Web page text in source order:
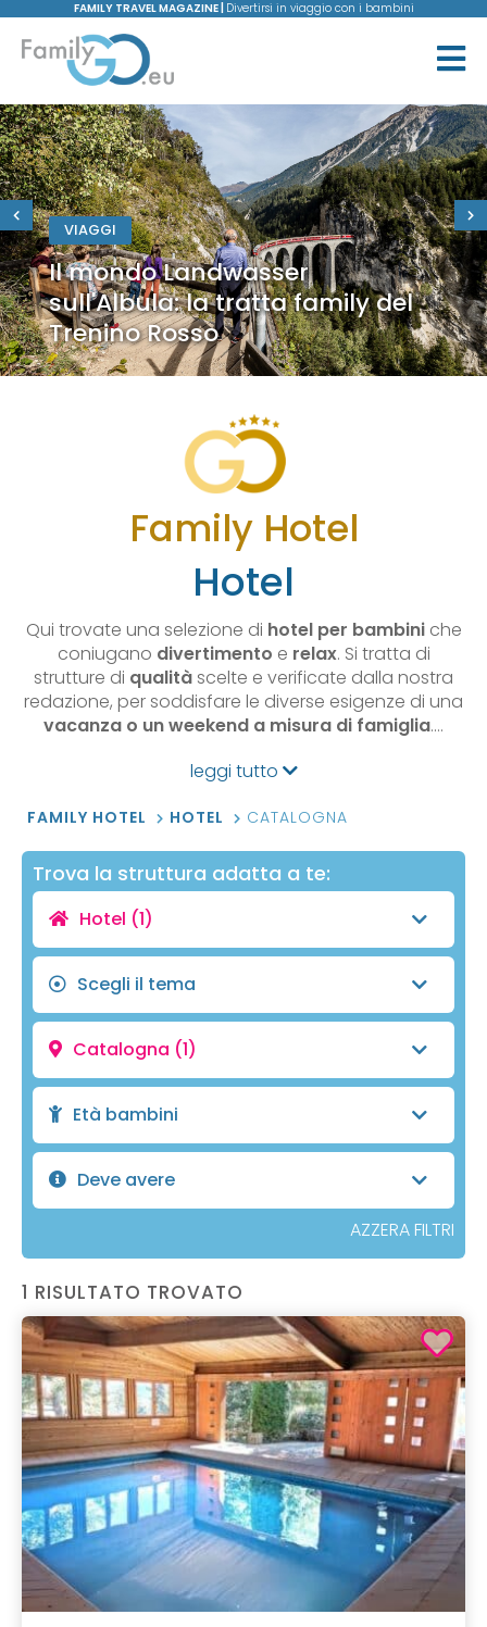
FAMILY TRAVEL MAGAZINE | Divertirsi in viaggio con i bambini
VIAGGI
Il mondo Landwasser
sull'Albula: la tratta family del
Trenino Rosso
Family Hotel
Hotel
Qui trovate una selezione di hotel per bambiniche
coniugano divertimento e relax. Si tratta di
strutture di qualitàscelte e verificate dalla nostra
redazione, per soddisfare le diverse esigenze di una
vacanza o un weekend a misura di famiglia.…
leggi tutto
FAMILY HOTEL HOTEL CATALOGNA
Trova la struttura adatta a te:
Hotel (1)
Scegli il tema
Catalogna (1)
Età bambini
Deve avere
AZZERA FILTRI
1 RISULTATO TROVATO